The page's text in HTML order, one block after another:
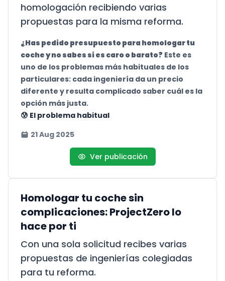
homologación recibiendo varias
propuestas para la misma reforma.
¿Has pedido presupuesto para homologar tu
coche y no sabes si es caro o barato? Este es
uno de los problemas más habituales de los
particulares: cada ingeniería da un precio
diferente y resulta complicado saber cuál es la
opción más justa.
😰 El problema habitual
21 Aug 2025
Ver publicación
Homologar tu coche sin
complicaciones: ProjectZero lo
hace por ti
Con una sola solicitud recibes varias
propuestas de ingenierías colegiadas
para tu reforma.